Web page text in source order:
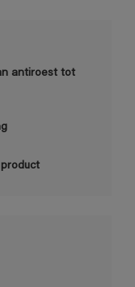
antiroest tot